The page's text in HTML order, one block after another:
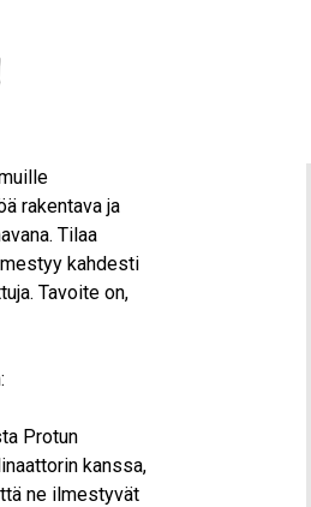
rakentava ja
Tilaa
kahdesti
Tavoite on,
Protun
kanssa,
ne ilmestyvät